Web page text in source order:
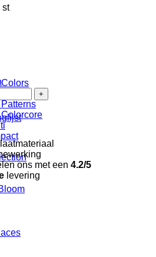
st
ons met een 4.2/5
levering